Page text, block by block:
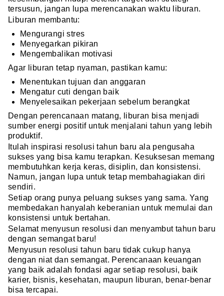
tersusun, jangan lupa merencanakan waktu liburan.
Liburan membantu:
Mengurangi stres
Menyegarkan pikiran
Mengembalikan motivasi
Agar liburan tetap nyaman, pastikan kamu:
Menentukan tujuan dan anggaran
Mengatur cuti dengan baik
Menyelesaikan pekerjaan sebelum berangkat
Dengan perencanaan matang, liburan bisa menjadi
sumber energi positif untuk menjalani tahun yang lebih
produktif.
Itulah inspirasi resolusi tahun baru ala pengusaha
sukses yang bisa kamu terapkan. Kesuksesan memang
membutuhkan kerja keras, disiplin, dan konsistensi.
Namun, jangan lupa untuk tetap membahagiakan diri
sendiri.
Setiap orang punya peluang sukses yang sama. Yang
membedakan hanyalah keberanian untuk memulai dan
konsistensi untuk bertahan.
Selamat menyusun resolusi dan menyambut tahun baru
dengan semangat baru!
Menyusun resolusi tahun baru tidak cukup hanya
dengan niat dan semangat. Perencanaan keuangan
yang baik adalah fondasi agar setiap resolusi, baik
karier, bisnis, kesehatan, maupun liburan, benar-benar
bisa tercapai.